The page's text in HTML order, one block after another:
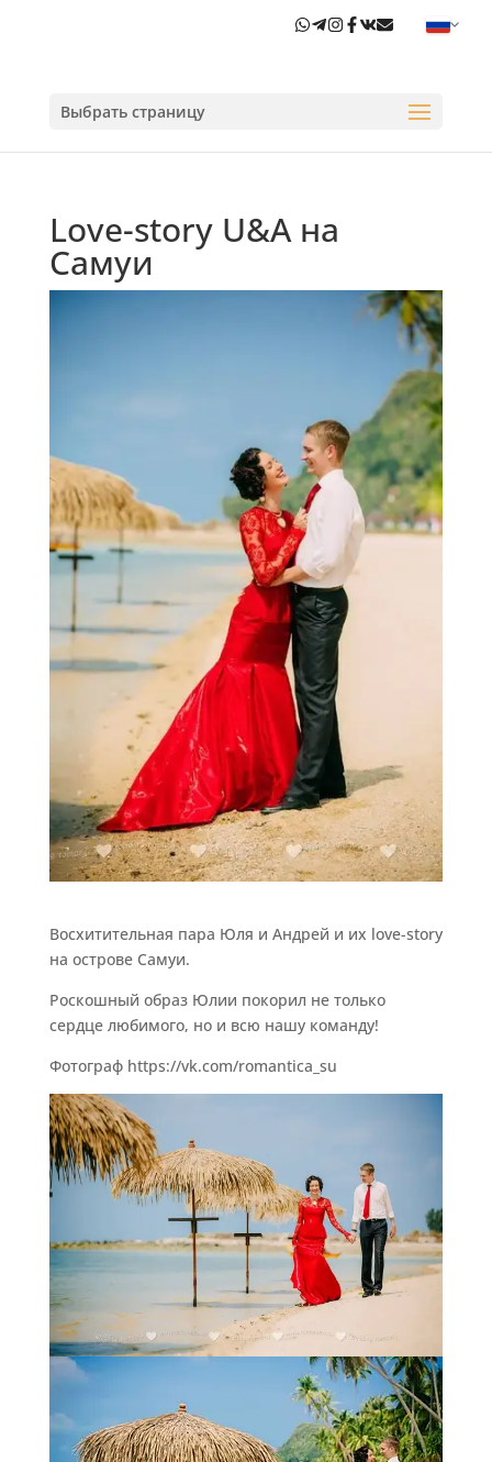
Выбрать страницу
Love-story U&A на
Самуи
Восхитительная пара Юля и Андрей и их love-story
на острове Самуи.
Роскошный образ Юлии покорил не только
сердце любимого, но и всю нашу команду!
Фотограф https://vk.com/romantica_su